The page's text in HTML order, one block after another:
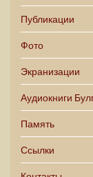
Публикации
Фото
Экранизации
Аудиокниги
Память
Ссылки